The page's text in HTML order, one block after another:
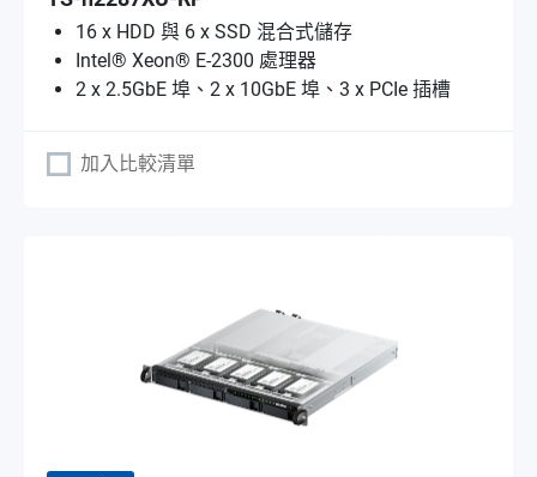
16 x HDD 與 6 x SSD 混合式儲存
Intel® Xeon® E-2300 處理器
2 x 2.5GbE 埠、2 x 10GbE 埠、3 x PCIe 插槽
加入比較清單